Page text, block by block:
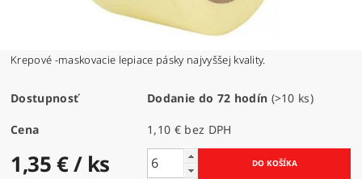
Krepové -maskovacie lepiace pásky najvyššej kvality.
Dostupnosť Dodanie do 72 hodín (>10 ks)
Cena 1,10 € bez DPH
1,35 €/ ks